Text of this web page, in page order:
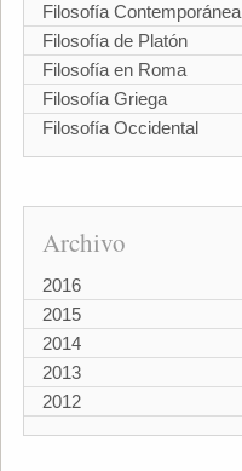
Filosofía Contemporánea
Filosofía de Platón
Filosofía en Roma
Filosofía Griega
Filosofía Occidental
Archivo
2016
2015
2014
2013
2012